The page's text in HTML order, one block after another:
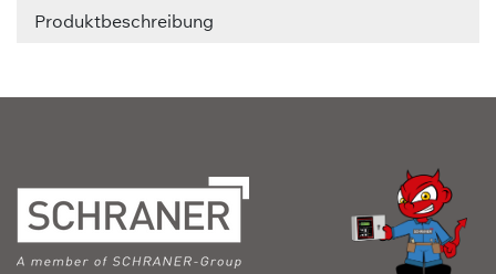
Produktbeschreibung